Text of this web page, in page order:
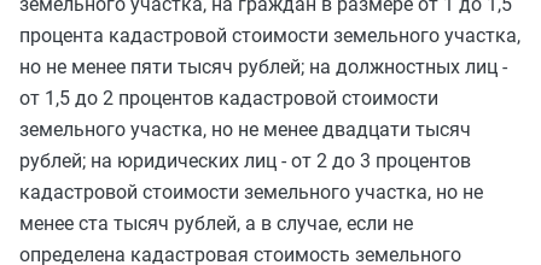
процента кадастровой стоимости земельного участка,
но не менее пяти тысяч рублей; на должностных лиц -
от 1,5 до 2 процентов кадастровой стоимости
земельного участка, но не менее двадцати тысяч
рублей; на юридических лиц - от 2 до 3 процентов
кадастровой стоимости земельного участка, но не
менее ста тысяч рублей, а в случае, если не
определена кадастровая стоимость земельного